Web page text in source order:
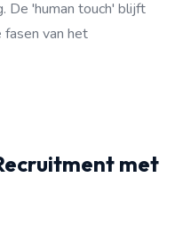
De 'human touch' blijft
fasen van het
met